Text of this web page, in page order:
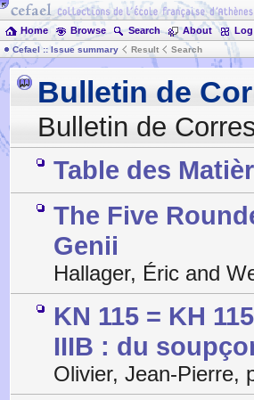
Home Browse Search About Log
Cefael :: Issue summary Result Search
Bulletin de
Bulletin de
Table des
The Five
Genii
Hallager, Éric and
KN 115 = KH
IIIB : du
Olivier, Jean-Pierre,